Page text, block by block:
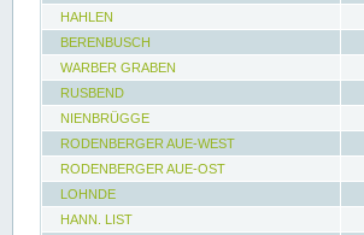
HAHLEN
BERENBUSCH
WARBER GRABEN
RUSBEND
NIENBRÜGGE
RODENBERGER AUE-WEST
RODENBERGER AUE-OST
LOHNDE
HANN. LIST